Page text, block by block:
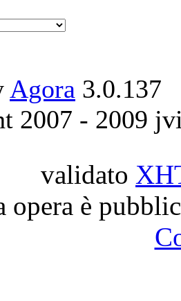
Agora 3.0.137
2007 - 2009
validato
opera è